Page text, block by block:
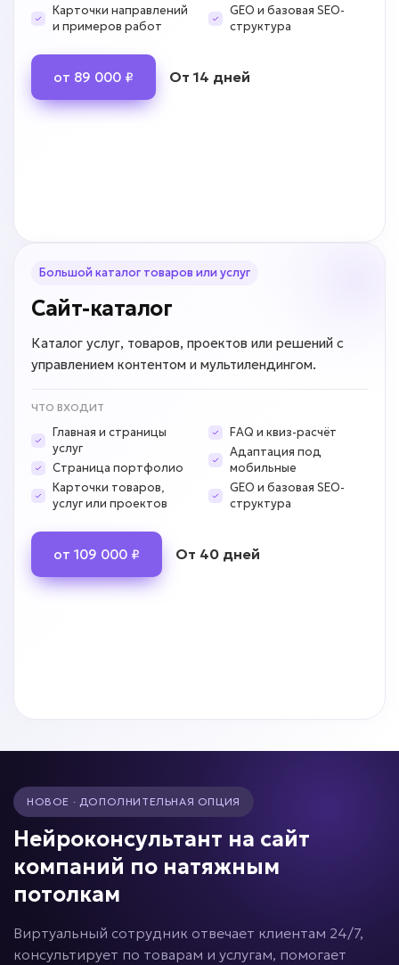
Карточки направлений
и примеров работ
GEO и базовая SEO-
структура
от 89 000 ₽ От 14 дней
Большой каталог товаров или услуг
Сайт-каталог
Каталог услуг, товаров, проектов или решений с
управлением контентом и мультилендингом.
ЧТО ВХОДИТ
Главная и страницы
услуг
Страница портфолио
Карточки товаров,
услуг или проектов
FAQ и квиз-расчёт
Адаптация под
мобильные
GEO и базовая SEO-
структура
от 109 000 ₽ От 40 дней
НОВОЕ · ДОПОЛНИТЕЛЬНАЯ ОПЦИЯ
Нейроконсультант на сайт
компаний по натяжным
потолкам
Виртуальный сотрудник отвечает клиентам 24/7,
консультирует по товарам и услугам, помогает